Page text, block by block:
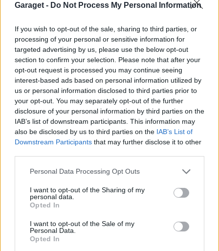
Garaget - Do Not Process My Personal Information
If you wish to opt-out of the sale, sharing to third parties, or
processing of your personal or sensitive information for
targeted advertising by us, please use the below opt-out
section to confirm your selection. Please note that after your
opt-out request is processed you may continue seeing
interest-based ads based on personal information utilized by
us or personal information disclosed to third parties prior to
your opt-out. You may separately opt-out of the further
disclosure of your personal information by third parties on the
IAB’s list of downstream participants. This information may
also be disclosed by us to third parties on the IAB’s List of
Downstream Participants that may further disclose it to other
Personal Data Processing Opt Outs
I want to opt-out of the Sharing of my
personal data.
Opted In
I want to opt-out of the Sale of my
Personal Data.
Opted In
Senaste foruminläggen
Detta köpte jag nyss-tråden 9734 svar
Senaste inlägget av The-GOAT för 1 timme sedan i Off topic
Jag tror att folk köper bil av helt fel
anledning.
31 svar
Senaste inlägget avMossan1 för 2 timmar sedan i Allmänt
Senaste inlägget avJeppegaming för 11 timmar sedan
Motorteknik (Avancerad)
Passat -13 2.0tdi DSG Växellåda bråkar
felsökning
Man man ha mindre ström till